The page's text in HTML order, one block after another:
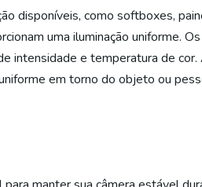
disponíveis, como softboxes,
uma iluminação uniforme.
intensidade e temperatura de
em torno do objeto ou